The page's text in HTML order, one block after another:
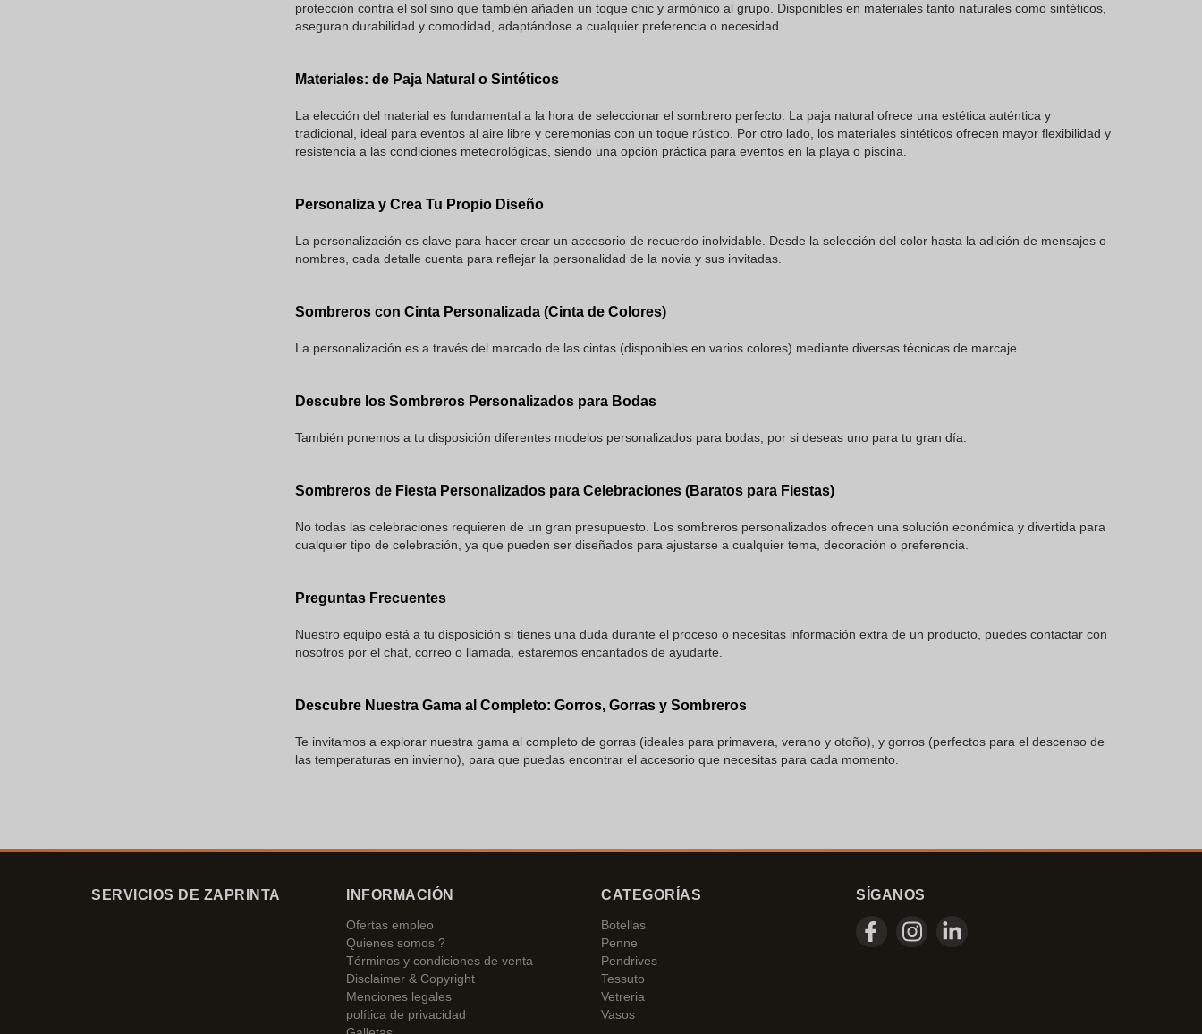
protección contra el sol sino que también añaden un toque chic y armónico al grupo. Disponibles en materiales tanto naturales como sintéticos,
aseguran durabilidad y comodidad, adaptándose a cualquier preferencia o necesidad.
Materiales: de Paja Natural o Sintéticos
La elección del material es fundamental a la hora de seleccionar el sombrero perfecto. La paja natural ofrece una estética auténtica y
tradicional, ideal para eventos al aire libre y ceremonias con un toque rústico. Por otro lado, los materiales sintéticos ofrecen mayor flexibilidad y
resistencia a las condiciones meteorológicas, siendo una opción práctica para eventos en la playa o piscina.
Personaliza y Crea Tu Propio Diseño
La personalización es clave para hacer crear un accesorio de recuerdo inolvidable. Desde la selección del color hasta la adición de mensajes o
nombres, cada detalle cuenta para reflejar la personalidad de la novia y sus invitadas.
Sombreros con Cinta Personalizada (Cinta de Colores)
La personalización es a través del marcado de las cintas (disponibles en varios colores) mediante diversas técnicas de marcaje.
Descubre los Sombreros Personalizados para Bodas
También ponemos a tu disposición diferentes modelos personalizados para bodas, por si deseas uno para tu gran día.
Sombreros de Fiesta Personalizados para Celebraciones (Baratos para Fiestas)
No todas las celebraciones requieren de un gran presupuesto. Los sombreros personalizados ofrecen una solución económica y divertida para
cualquier tipo de celebración, ya que pueden ser diseñados para ajustarse a cualquier tema, decoración o preferencia.
Preguntas Frecuentes
Nuestro equipo está a tu disposición si tienes una duda durante el proceso o necesitas información extra de un producto, puedes contactar con
nosotros por el chat, correo o llamada, estaremos encantados de ayudarte.
Descubre Nuestra Gama al Completo: Gorros, Gorras y Sombreros
Te invitamos a explorar nuestra gama al completo de gorras (ideales para primavera, verano y otoño), y gorros (perfectos para el descenso de
las temperaturas en invierno), para que puedas encontrar el accesorio que necesitas para cada momento.
SERVICIOS DE ZAPRINTA INFORMACIÓN
Ofertas empleo
Quienes somos ?
Términos y condiciones de venta
Disclaimer & Copyright
Menciones legales
política de privacidad
CATEGORÍAS
Botellas
Penne
Pendrives
Tessuto
Vetreria
Vasos
SÍGANOS